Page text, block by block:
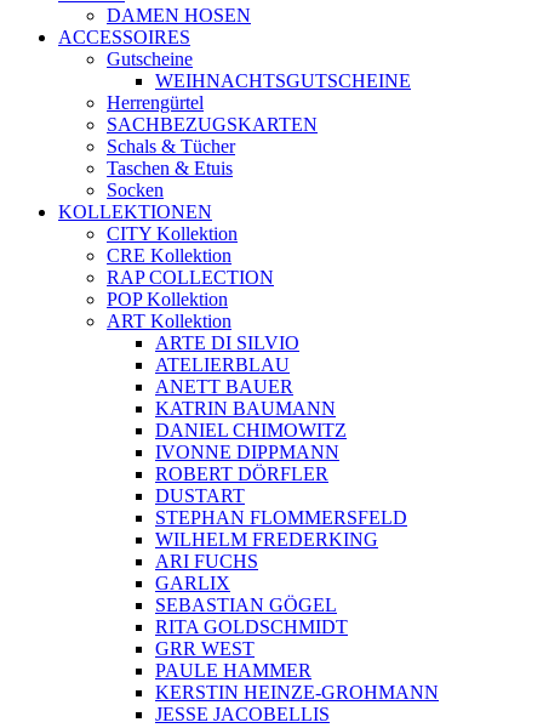
DAMEN HOSEN
ACCESSOIRES
Gutscheine
WEIHNACHTSGUTSCHEINE
Herrengürtel
SACHBEZUGSKARTEN
Schals & Tücher
Taschen & Etuis
Socken
KOLLEKTIONEN
CITY Kollektion
CRE Kollektion
RAP COLLECTION
POP Kollektion
ART Kollektion
ARTE DI SILVIO
ATELIERBLAU
ANETT BAUER
KATRIN BAUMANN
DANIEL CHIMOWITZ
IVONNE DIPPMANN
ROBERT DÖRFLER
DUSTART
STEPHAN FLOMMERSFELD
WILHELM FREDERKING
ARI FUCHS
GARLIX
SEBASTIAN GÖGEL
RITA GOLDSCHMIDT
GRR WEST
PAULE HAMMER
KERSTIN HEINZE-GROHMANN
JESSE JACOBELLIS